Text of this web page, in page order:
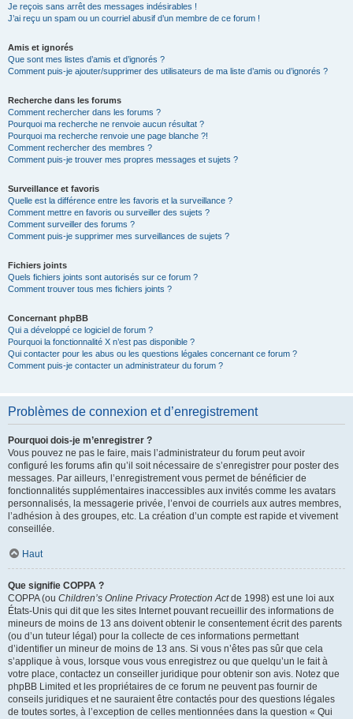
Je reçois sans arrêt des messages indésirables !
J’ai reçu un spam ou un courriel abusif d’un membre de ce forum !
Amis et ignorés
Que sont mes listes d’amis et d’ignorés ?
Comment puis-je ajouter/supprimer des utilisateurs de ma liste d’amis ou d’ignorés ?
Recherche dans les forums
Comment rechercher dans les forums ?
Pourquoi ma recherche ne renvoie aucun résultat ?
Pourquoi ma recherche renvoie une page blanche ?!
Comment rechercher des membres ?
Comment puis-je trouver mes propres messages et sujets ?
Surveillance et favoris
Quelle est la différence entre les favoris et la surveillance ?
Comment mettre en favoris ou surveiller des sujets ?
Comment surveiller des forums ?
Comment puis-je supprimer mes surveillances de sujets ?
Fichiers joints
Quels fichiers joints sont autorisés sur ce forum ?
Comment trouver tous mes fichiers joints ?
Concernant phpBB
Qui a développé ce logiciel de forum ?
Pourquoi la fonctionnalité X n’est pas disponible ?
Qui contacter pour les abus ou les questions légales concernant ce forum ?
Comment puis-je contacter un administrateur du forum ?
Problèmes de connexion et d’enregistrement
Pourquoi dois-je m’enregistrer ?
Vous pouvez ne pas le faire, mais l’administrateur du forum peut avoir
configuré les forums afin qu’il soit nécessaire de s’enregistrer pour poster des
messages. Par ailleurs, l’enregistrement vous permet de bénéficier de
fonctionnalités supplémentaires inaccessibles aux invités comme les avatars
personnalisés, la messagerie privée, l’envoi de courriels aux autres membres,
l’adhésion à des groupes, etc. La création d’un compte est rapide et vivement
conseillée.
Haut
Que signifie COPPA ?
COPPA (ou Children’s Online Privacy Protection Actde 1998) est une loi aux
États-Unis qui dit que les sites Internet pouvant recueillir des informations de
mineurs de moins de 13 ans doivent obtenir le consentement écrit des parents
(ou d’un tuteur légal) pour la collecte de ces informations permettant
d’identifier un mineur de moins de 13 ans. Si vous n’êtes pas sûr que cela
s’applique à vous, lorsque vous vous enregistrez ou que quelqu’un le fait à
votre place, contactez un conseiller juridique pour obtenir son avis. Notez que
phpBB Limited et les propriétaires de ce forum ne peuvent pas fournir de
conseils juridiques et ne sauraient être contactés pour des questions légales
de toutes sortes, à l’exception de celles mentionnées dans la question « Qui